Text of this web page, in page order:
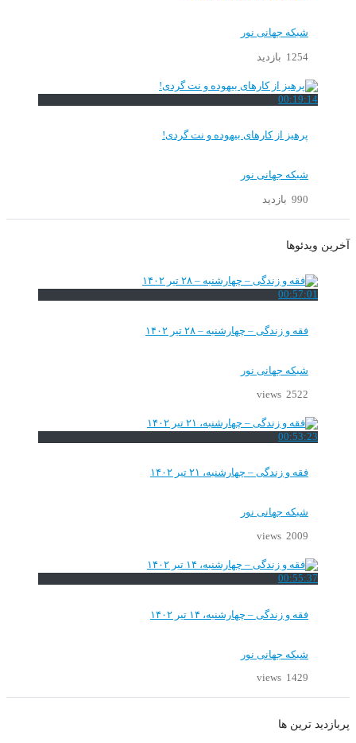
شبکه جهانی نور
1254 بازدید
00:19:14
پرهیز از کارهای بیهوده و نت گردی!
شبکه جهانی نور
990 بازدید
آخرین ویدئوها
00:57:01
فقه و زندگی – چهارشنبه – ۲۸ تیر ۱۴۰۲
شبکه جهانی نور
2522 views
00:53:23
فقه و زندگی – چهارشنبه، ۲۱ تیر ۱۴۰۲
شبکه جهانی نور
2009 views
00:55:37
فقه و زندگی – چهارشنبه، ۱۴ تیر ۱۴۰۲
شبکه جهانی نور
1429 views
پربازدید ترین ها